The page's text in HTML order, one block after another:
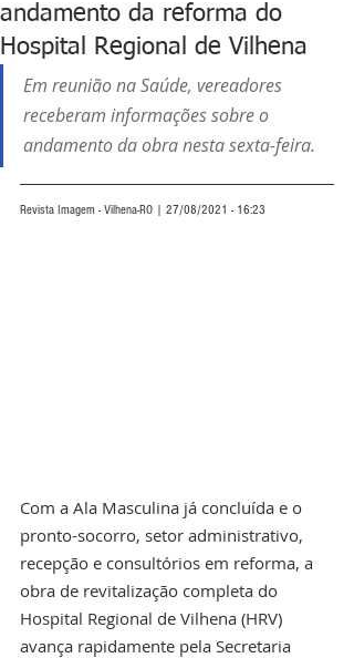
andamento da reforma do
Hospital Regional de Vilhena
Em reunião na Saúde, vereadores
receberam informações sobre o
andamento da obra nesta sexta-feira.
Revista Imagem - Vilhena-RO | 27/08/2021 - 16:23
Com a Ala Masculina já concluída e o
pronto-socorro, setor administrativo,
recepção e consultórios em reforma, a
obra de revitalização completa do
Hospital Regional de Vilhena (HRV)
avança rapidamente pela Secretaria